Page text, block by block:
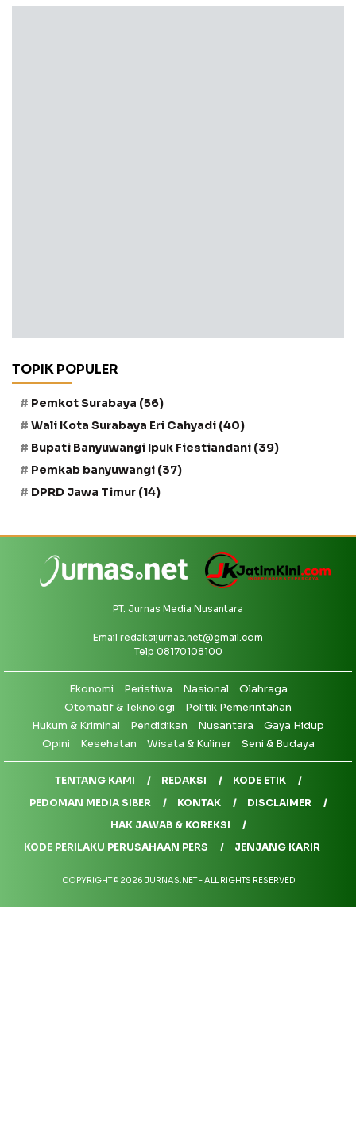
TOPIK POPULER
Pemkot Surabaya (56)
Wali Kota Surabaya Eri Cahyadi (40)
Bupati Banyuwangi Ipuk Fiestiandani (39)
Pemkab banyuwangi (37)
DPRD Jawa Timur (14)
PT. Jurnas Media Nusantara
Email redaksijurnas.net@gmail.com
Telp 08170108100
Ekonomi Peristiwa Nasional
Olahraga
Otomatif & Teknologi
Politik Pemerintahan
Hukum & Kriminal
Pendidikan Nusantara
Gaya Hidup
Opini
Kesehatan Wisata & Kuliner Seni & Budaya
TENTANG KAMI REDAKSI
KODE ETIK
PEDOMAN MEDIA SIBER
KONTAK
DISCLAIMER
HAK JAWAB & KOREKSI
KODE PERILAKU PERUSAHAAN PERS
JENJANG KARIR
COPYRIGHT © 2026 JURNAS.NET - ALL RIGHTS RESERVED